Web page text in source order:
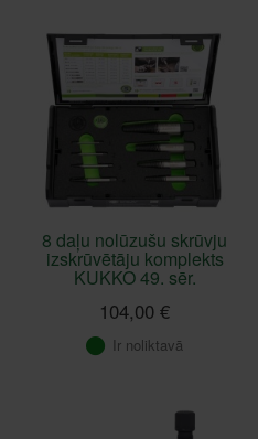
8 daļu nolūzušu skrūvju
izskrūvētāju komplekts
KUKKO 49. sēr.
104,00 €
Ir noliktavā